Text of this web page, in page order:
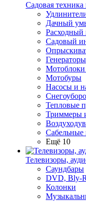
Садовая
Дачный
Расходный
Садовый
Генераторы
Мотоблоки
Мотобуры
Насосы и
Тепловые
Триммеры
Ещё 10
Телевизоры,
Саундбары
DVD, Bly-
Колонки